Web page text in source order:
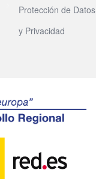
Protección de Datos
y Privacidad